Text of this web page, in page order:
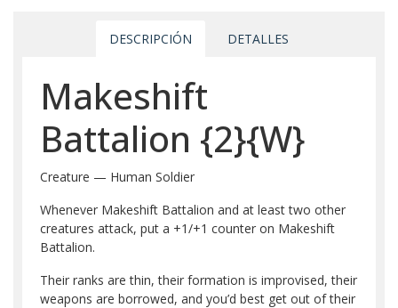
DESCRIPCIÓN DETALLES
Makeshift
Battalion {2}{W}
Creature — Human Soldier
Whenever Makeshift Battalion and at least two other
creatures attack, put a +1/+1 counter on Makeshift
Battalion.
Their ranks are thin, their formation is improvised, their
weapons are borrowed, and you’d best get out of their